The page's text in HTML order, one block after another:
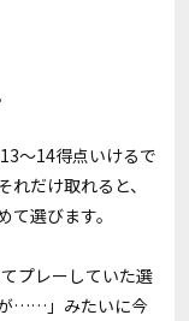
〜14得点いけるで
だけ取れると、
選びます。
プレーしていた選
が……」みたいに今